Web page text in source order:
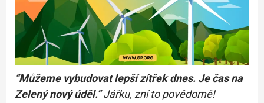
“Můžeme vybudovat lepší zítřek dnes. Je čas na
Zelený nový úděl.”Jářku, zní to povědomě!